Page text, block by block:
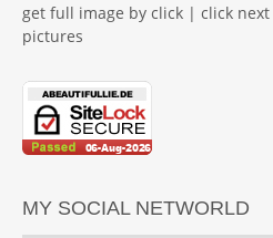
get full image by click | click
pictures
MY SOCIAL NETWORLD